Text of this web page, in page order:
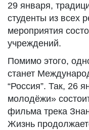
29 января,
студенты из всех
мероприятия
учреждений.
Помимо этого,
станет
“Россия”. Так, 26
молодёжи»
фильма трека
Жизнь